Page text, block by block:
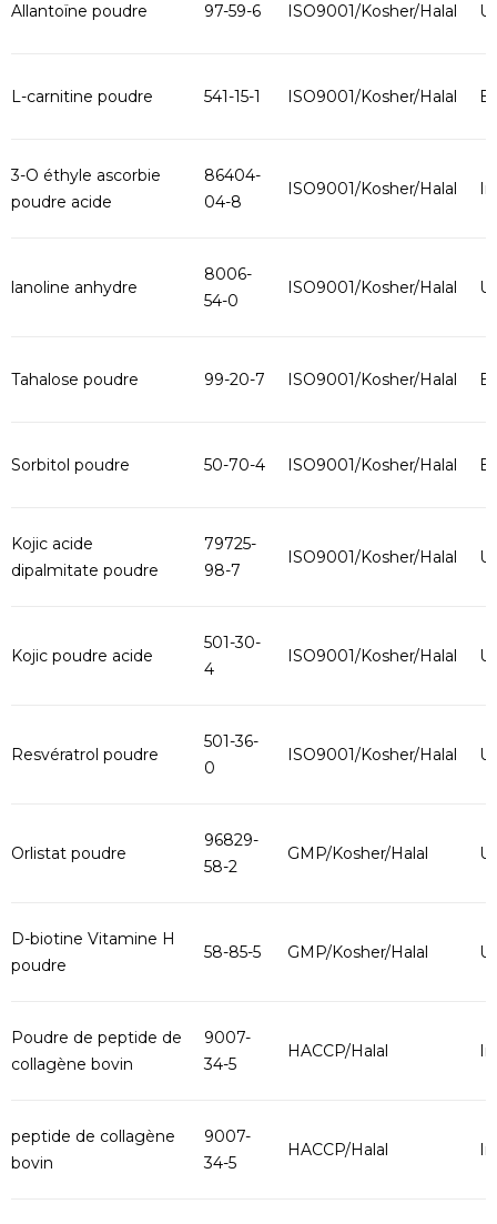
Allantoïne poudre 97-59-6 ISO9001/Kosher/Halal
L-carnitine poudre 541-15-1 ISO9001/Kosher/Halal
3-O éthyle ascorbie
poudre acide
86404-
04-8
ISO9001/Kosher/Halal
lanoline anhydre
8006-
54-0
ISO9001/Kosher/Halal
Tahalose poudre 99-20-7 ISO9001/Kosher/Halal
Sorbitol poudre 50-70-4 ISO9001/Kosher/Halal
Kojic acide
dipalmitate poudre
79725-
98-7
ISO9001/Kosher/Halal
Kojic poudre acide
501-30-
4
ISO9001/Kosher/Halal
Resvératrol poudre
501-36-
0
ISO9001/Kosher/Halal
Orlistat poudre
96829-
58-2
GMP/Kosher/Halal
D-biotine Vitamine H
poudre
58-85-5 GMP/Kosher/Halal
Poudre de peptide de
collagène bovin
9007-
34-5
HACCP/Halal
peptide de collagène
bovin
9007-
34-5
HACCP/Halal